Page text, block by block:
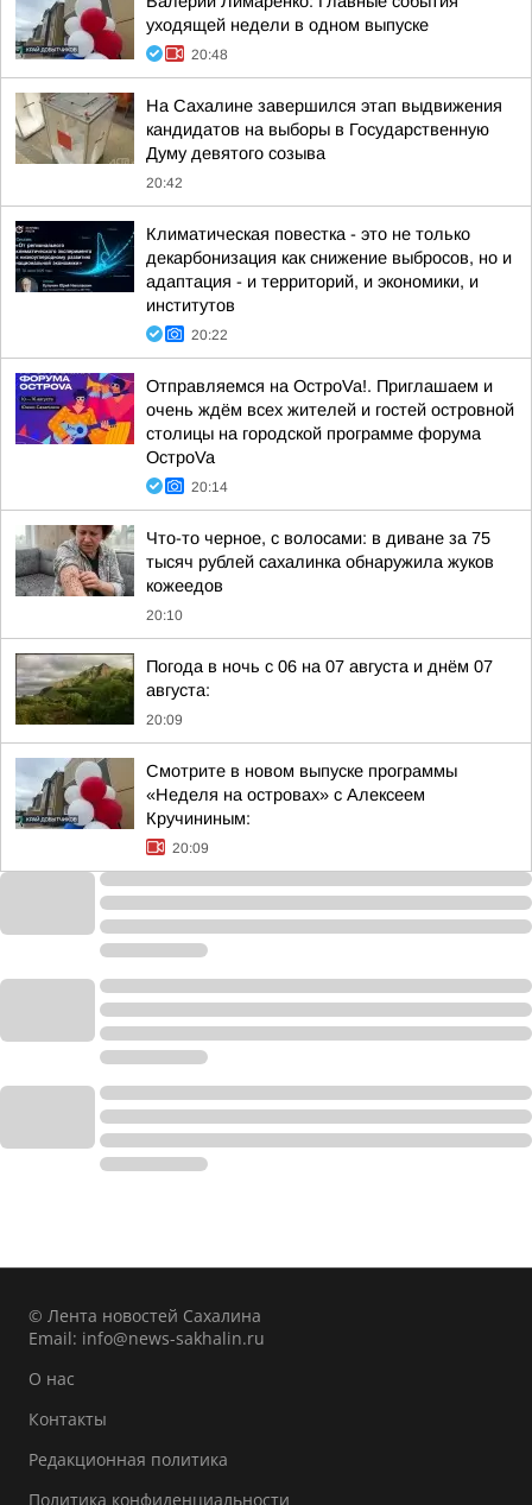
уходящей недели в одном выпуске
20:48
На Сахалине завершился этап выдвижения
кандидатов на выборы в Государственную
Думу девятого созыва
20:42
Климатическая повестка - это не только
декарбонизация как снижение выбросов, но и
адаптация - и территорий, и экономики, и
институтов
20:22
Отправляемся на ОстроVa!. Приглашаем и
очень ждём всех жителей и гостей островной
столицы на городской программе форума
ОстроVa
20:14
Что-то черное, с волосами: в диване за 75
тысяч рублей сахалинка обнаружила жуков
кожеедов
20:10
Погода в ночь с 06 на 07 августа и днём 07
августа:
20:09
Смотрите в новом выпуске программы
«Неделя на островах» с Алексеем
Кручининым:
20:09
© Лента новостей Сахалина
Email: info@news-sakhalin.ru
О нас
Контакты
Редакционная политика
Политика конфиденциальности